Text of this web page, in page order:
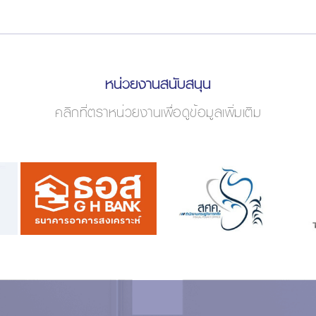
หน่วยงานสนับสนุน
คลิกที่ตราหน่วยงานเพื่อดูข้อมูลเพิ่มเติม